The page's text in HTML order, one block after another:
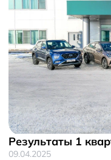
Результаты 1
09.04.2025